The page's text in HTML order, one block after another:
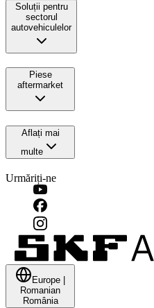
Soluții pentru
sectorul
autovehiculelor
Piese
aftermarket
Aflați mai
multe
Urmăriți-ne
Europe
Romanian
România